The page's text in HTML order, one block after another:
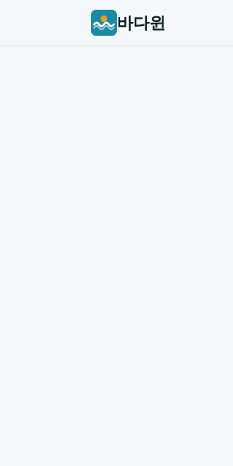
바다윈